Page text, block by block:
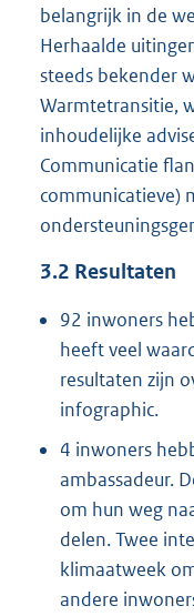
belangrijk in de
Herhaalde
steeds bekender
Warmtetransitie,
inhoudelijke
Communicatie
communicatieve)
3.2 Resultaten
92 inwoners
heeft veel
resultaten zijn
infographic.
4 inwoners
ambassadeur.
om hun weg
delen. Twee
klimaatweek
andere